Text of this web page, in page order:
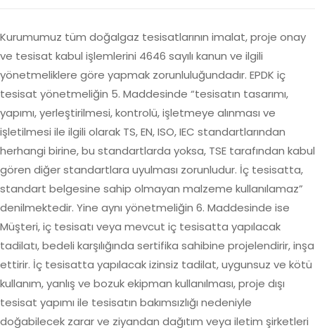
Kurumumuz tüm doğalgaz tesisatlarının imalat, proje onay
ve tesisat kabul işlemlerini 4646 sayılı kanun ve ilgili
yönetmeliklere göre yapmak zorunluluğundadır. EPDK iç
tesisat yönetmeliğin 5. Maddesinde “tesisatın tasarımı,
yapımı, yerleştirilmesi, kontrolü, işletmeye alınması ve
işletilmesi ile ilgili olarak TS, EN, ISO, IEC standartlarından
herhangi birine, bu standartlarda yoksa, TSE tarafından kabul
gören diğer standartlara uyulması zorunludur. İç tesisatta,
standart belgesine sahip olmayan malzeme kullanılamaz”
denilmektedir. Yine aynı yönetmeliğin 6. Maddesinde ise
Müşteri, iç tesisatı veya mevcut iç tesisatta yapılacak
tadilatı, bedeli karşılığında sertifika sahibine projelendirir, inşa
ettirir. İç tesisatta yapılacak izinsiz tadilat, uygunsuz ve kötü
kullanım, yanlış ve bozuk ekipman kullanılması, proje dışı
tesisat yapımı ile tesisatın bakımsızlığı nedeniyle
doğabilecek zarar ve ziyandan dağıtım veya iletim şirketleri